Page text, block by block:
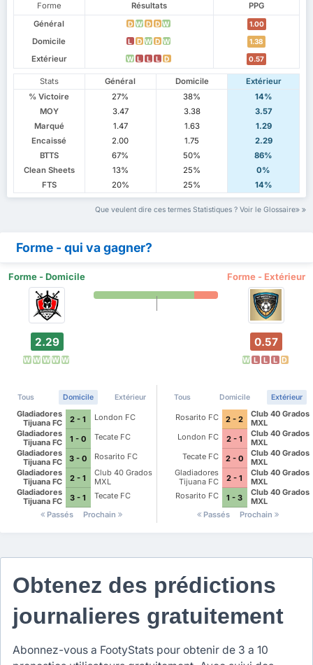
Forme Résultats
PPG
Général
D W D D W 1.00
Domicile L D W D W 1.38
Extérieur W L L L D 0.57
Stats Général Domicile
Extérieur
% Victoire
27% 38%
14%
MOY
3.47 3.38
3.57
Marqué
1.47 1.63
1.29
Encaissé
2.00 1.75
2.29
BTTS
67% 50%
86%
Clean Sheets
13% 25%
0%
FTS
20% 25% 14%
Que veulent dire ces termes Statistiques ? Voir le Glossaire
Forme - qui va gagner?
Forme - Domicile Forme - Extérieur
2.29
W W W W W
0.57
W L L L D
Tous Domicile Extérieur
Gladiadores
Tijuana FC
2 - 1
London FC
Gladiadores
Tijuana FC
1 - 0
Tecate FC
Gladiadores
Tijuana FC
3 - 0
Rosarito FC
Gladiadores
Tijuana FC
2 - 1
Club 40 Grados
MXL
Gladiadores
Tijuana FC
3 - 1
Tecate FC
Passés
Prochain
Tous Domicile Extérieur
Rosarito FC 2 - 2
Club 40 Grados
MXL
London FC
2 - 1
Club 40 Grados
MXL
Tecate FC
2 - 0
Club 40 Grados
MXL
Gladiadores
Tijuana FC
2 - 1
Club 40 Grados
MXL
Rosarito FC
1 - 3
Club 40 Grados
MXL
Passés
Prochain
Obtenez des prédictions
journalieres gratuitement
Abonnez-vous a FootyStats pour obtenir de 3 a 10